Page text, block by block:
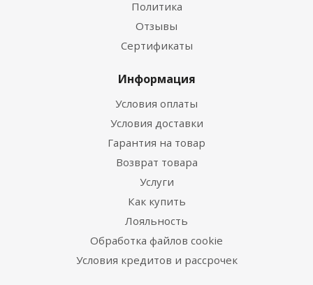
Политика
Отзывы
Сертификаты
Информация
Условия оплаты
Условия доставки
Гарантия на товар
Возврат товара
Услуги
Как купить
Лояльность
Обработка файлов cookie
Условия кредитов и рассрочек